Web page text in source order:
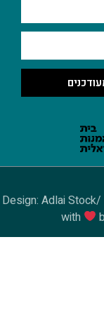
Design: Adlai
with